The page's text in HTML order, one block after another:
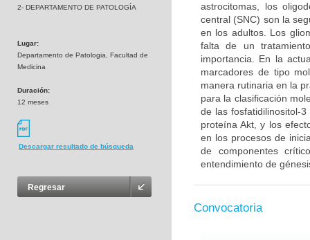
2- DEPARTAMENTO DE PATOLOGÍA
Lugar:
Departamento de Patologia, Facultad de
Medicina
Duración:
12 meses
Descargar resultado de búsqueda
Regresar
astrocitomas, los
central (SNC) son la
en los adultos. Los
falta de un
importancia. En la
marcadores de tipo
manera rutinaria en la
para la clasificación
de las fosfatidilinositol-
proteína Akt, y los
en los procesos de
de componentes
entendimiento de
Convocatoria